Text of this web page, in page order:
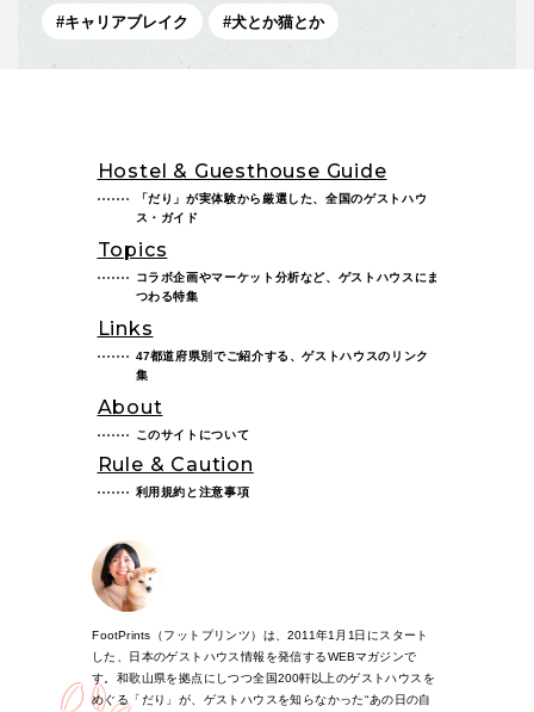
キャリアブレイク 犬とか猫とか
Hostel & Guesthouse Guide
「だり」が実体験から厳選した、全国のゲストハウ
ス・ガイド
Topics
コラボ企画やマーケット分析など、ゲストハウスにま
つわる特集
Links
47都道府県別でご紹介する、ゲストハウスのリンク
集
About
このサイトについて
Rule & Caution
利用規約と注意事項
FootPrints（フットプリンツ）は、2011年1月1日にスタート
した、日本のゲストハウス情報を発信するWEBマガジンで
す。和歌山県を拠点にしつつ全国200軒以上のゲストハウスを
めぐる「だり」が、ゲストハウスを知らなかった“あの日の自